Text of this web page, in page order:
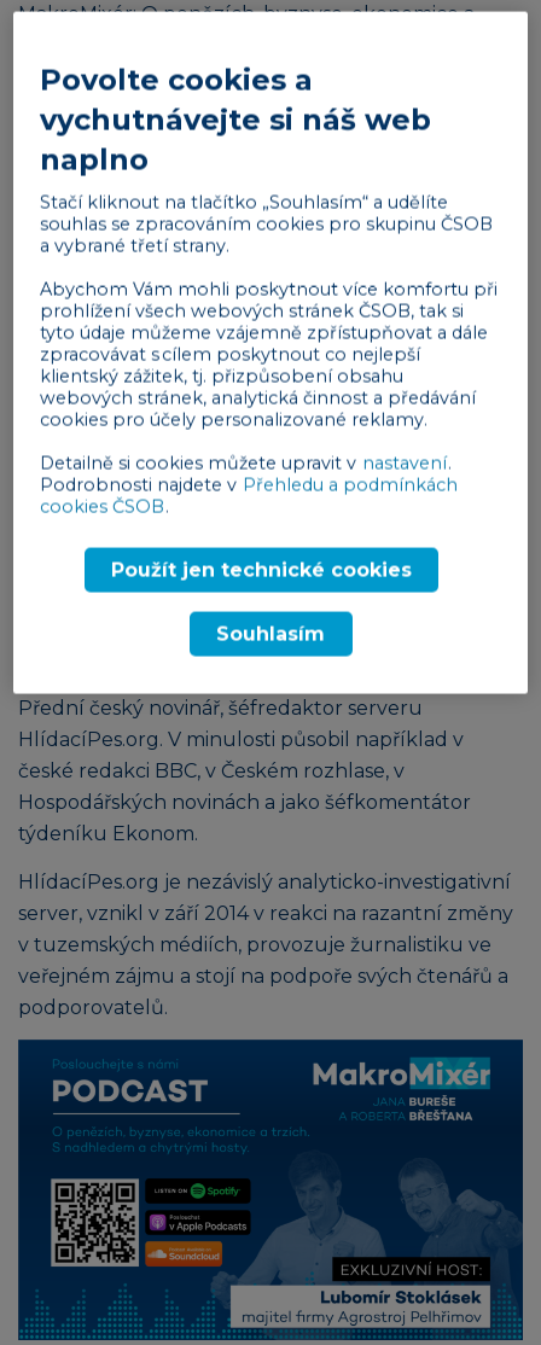
MakroMixér: O penězích, byznyse, ekonomice a
POSLOUCHEJTE NA:
SoundCloud
Spotify
Apple Music
Google Podcasts
Jan Bureš
Jan Bureš je hlavní ekonom Patria Finance a
seniorní ekonom KBC/ČSOB. V roce 2020 působil v
Ekonomickém poradním týmu při krizovém štábu
vlády. Dříve také jako člen poradního sboru
ekonomů při ministerstvu financí hodnotícím
dopady přijetí eura na ekonomiku ČR. Je krom
jiného spoluaturem publikace Měnová integrace –
Náklady a přínosy členství v měnové unii. Pro
klienty skupiny ČSOB připravuje ekonomické
diskuze pod názvem Ranní káva s Janem Burešem.
Přední český novinář, šéfredaktor serveru
HlídacíPes.org. V minulosti působil například v
české redakci BBC, v Českém rozhlase, v
Hospodářských novinách a jako šéfkomentátor
týdeníku Ekonom.
HlídacíPes.org je nezávislý analyticko-investigativní
server, vznikl v září 2014 v reakci na razantní změny
v tuzemských médiích, provozuje žurnalistiku ve
veřejném zájmu a stojí na podpoře svých čtenářů a
podporovatelů.
Povolte cookies a
vychutnávejte si náš web
naplno
Stačí kliknout na tlačítko „Souhlasím“ a udělíte
souhlas se zpracováním cookies pro skupinu ČSOB
a vybrané třetí strany.
Abychom Vám mohli poskytnout více komfortu při
prohlížení všech webových stránek ČSOB, tak si
tyto údaje můžeme vzájemně zpřístupňovat a dále
zpracovávat s cílem poskytnout co nejlepší
klientský zážitek, tj. přizpůsobení obsahu
webových stránek, analytická činnost a předávání
cookies pro účely personalizované reklamy.
Detailně si cookies můžete upravit v nastavení.
Podrobnosti najdete v Přehledu a podmínkách
cookies ČSOB.
Použít jen technické cookies
Souhlasím